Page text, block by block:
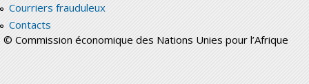
Courriers frauduleux
Contacts
© Commission économique des Nations Unies pour l’Afrique